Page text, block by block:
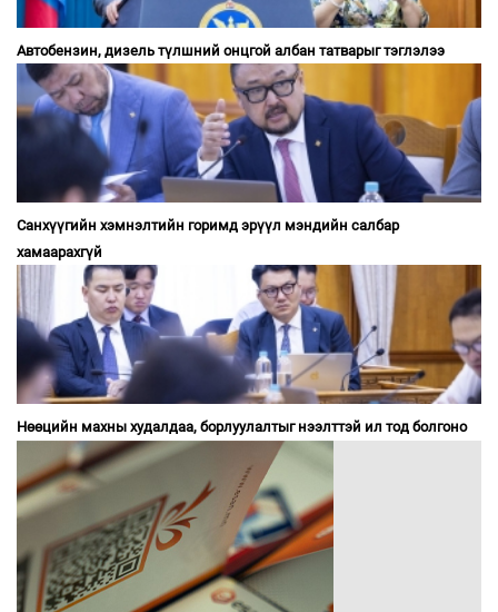
Автобензин, дизель түлшний онцгой албан татварыг тэглэлээ
Санхүүгийн хэмнэлтийн горимд эрүүл мэндийн салбар
хамаарахгүй
Нөөцийн махны худалдаа, борлуулалтыг нээлттэй ил тод болгоно